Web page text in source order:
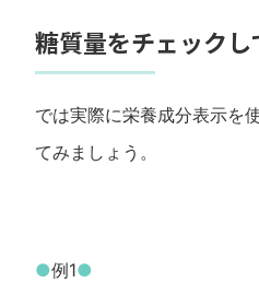
糖質量をチェックし
では実際に栄養成分表示を
てみましょう。
●例1●